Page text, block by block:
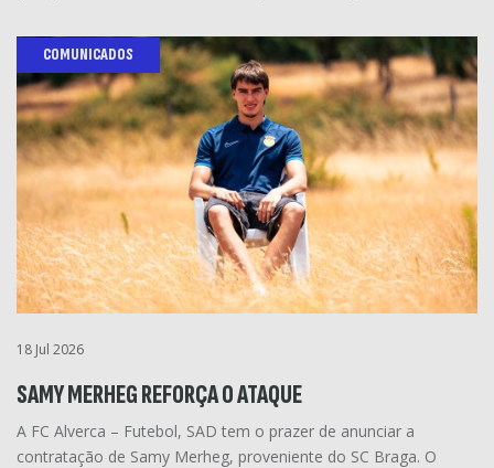
COMUNICADOS
18 Jul 2026
SAMY MERHEG REFORÇA O ATAQUE
A FC Alverca – Futebol, SAD tem o prazer de anunciar a
contratação de Samy Merheg, proveniente do SC Braga. O